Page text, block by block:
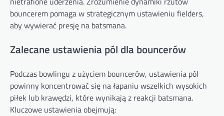
bouncerem pomaga w strategicznym ustawieniu fielders,
aby wywierać presję na batsmana.
Zalecane ustawienia pól dla bouncerów
Podczas bowlingu z użyciem bouncerów, ustawienia pól
powinny koncentrować się na łapaniu wszelkich wysokich
piłek lub krawędzi, które wynikają z reakcji batsmana.
Kluczowe ustawienia obejmują: